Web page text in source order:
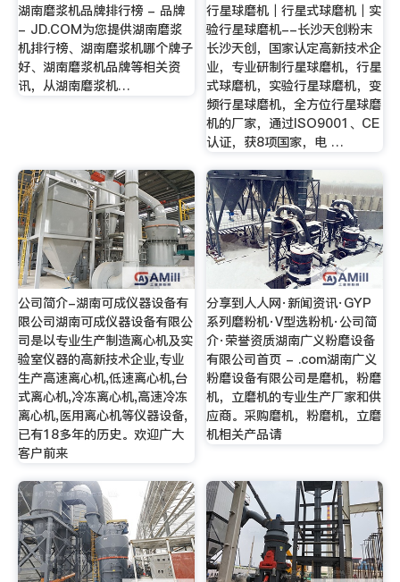
湖南磨浆机品牌排行榜 - 品牌
- JD.COM为您提供湖南磨浆
机排行榜、湖南磨浆机哪个牌子
好、湖南磨浆机品牌等相关资
讯，从湖南磨浆机…
行星球磨机｜行星式球磨机｜实
验行星球磨机--长沙天创粉末
长沙天创，国家认定高新技术企
业，专业研制行星球磨机，行星
式球磨机，实验行星球磨机，变
频行星球磨机，全方位行星球磨
机的厂家，通过ISO9001、CE
认证，获8项国家，电 …
公司简介-湖南可成仪器设备有
限公司湖南可成仪器设备有限公
司是以专业生产制造离心机及实
验室仪器的高新技术企业,专业
生产高速离心机,低速离心机,台
式离心机,冷冻离心机,高速冷冻
离心机,医用离心机等仪器设备,
已有18多年的历史。欢迎广大
客户前来
分享到人人网·新闻资讯·GYP
系列磨粉机·V型选粉机·公司简
介·荣誉资质湖南广义粉磨设备
有限公司首页 - .com湖南广义
粉磨设备有限公司是磨机，粉磨
机，立磨机的专业生产厂家和供
应商。采购磨机，粉磨机，立磨
机相关产品请